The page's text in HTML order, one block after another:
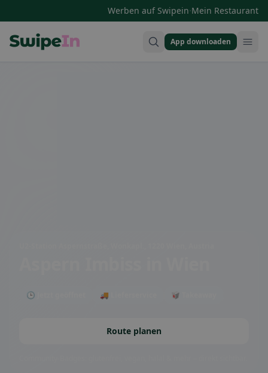
Werben auf Swipein·Mein Restaurant
App downloaden
🕒 Jetzt geöffnet 🚚 Lieferservice 🥡 Takeaway
Route planen